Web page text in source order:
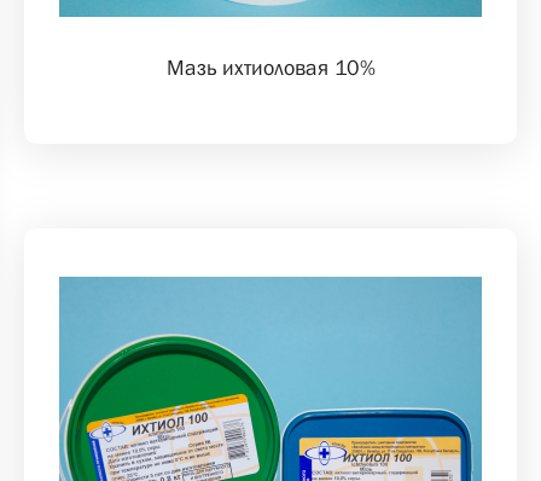
Мазь ихтиоловая 10%